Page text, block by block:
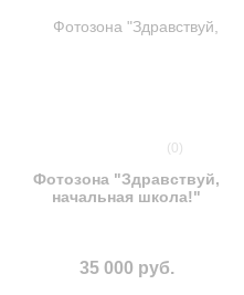
(0)
Фотозона "Здравствуй,
начальная школа!"
35 000 руб.